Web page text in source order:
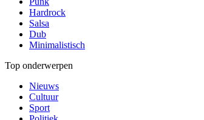
Hardrock
Salsa
Dub
Minimalistisch
Top onderwerpen
Nieuws
Cultuur
Sport